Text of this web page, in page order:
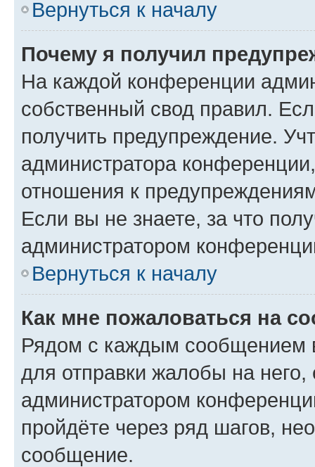
Вернуться к началу
Почему я получил
На каждой конференции
собственный свод правил.
получить предупреждение.
администратора
отношения к
Если вы не знаете, за что
администратором
Вернуться к началу
Как мне пожаловаться на
Рядом с каждым сообщением
для отправки жалобы на
администратором
пройдёте через ряд шагов,
сообщение.